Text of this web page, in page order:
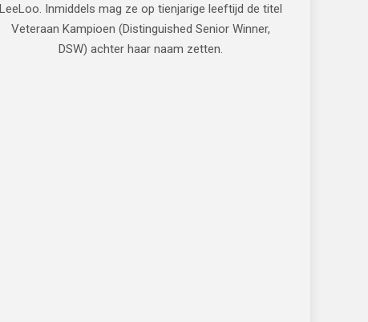
LeeLoo. Inmiddels mag ze op tienjarige leeftijd de titel
Veteraan Kampioen (Distinguished Senior Winner,
DSW) achter haar naam zetten.